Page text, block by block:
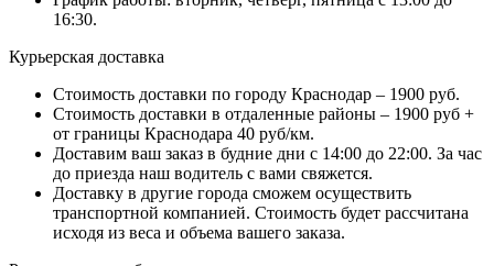
16:30.
Курьерская доставка
Стоимость доставки по городу Краснодар – 1900 руб.
Стоимость доставки в отдаленные районы – 1900 руб +
от границы Краснодара 40 руб/км.
Доставим ваш заказ в будние дни с 14:00 до 22:00. За час
до приезда наш водитель с вами свяжется.
Доставку в другие города сможем осуществить
транспортной компанией. Стоимость будет рассчитана
исходя из веса и объема вашего заказа.